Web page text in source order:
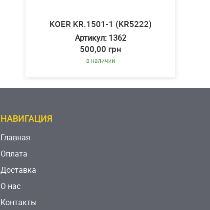
KOER KR.1501-1 (KR5222)
Артикул: 1362
500,00 грн
в наличии
НАВИГАЦИЯ
Главная
Оплата
Доставка
О нас
Контакты